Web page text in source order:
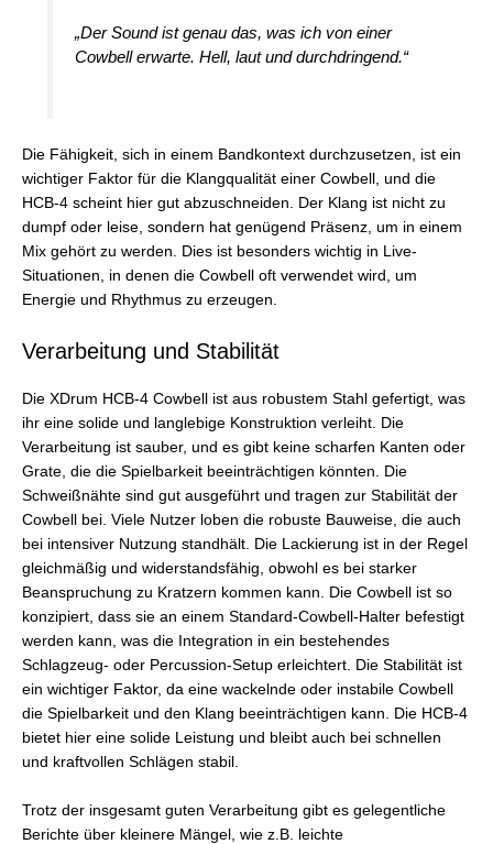
„Der Sound ist genau das, was ich von einer
Cowbell erwarte. Hell, laut und durchdringend.“
Die Fähigkeit, sich in einem Bandkontext durchzusetzen, ist ein
wichtiger Faktor für die Klangqualität einer Cowbell, und die
HCB-4 scheint hier gut abzuschneiden. Der Klang ist nicht zu
dumpf oder leise, sondern hat genügend Präsenz, um in einem
Mix gehört zu werden. Dies ist besonders wichtig in Live-
Situationen, in denen die Cowbell oft verwendet wird, um
Energie und Rhythmus zu erzeugen.
Verarbeitung und Stabilität
Die XDrum HCB-4 Cowbell ist aus robustem Stahl gefertigt, was
ihr eine solide und langlebige Konstruktion verleiht. Die
Verarbeitung ist sauber, und es gibt keine scharfen Kanten oder
Grate, die die Spielbarkeit beeinträchtigen könnten. Die
Schweißnähte sind gut ausgeführt und tragen zur Stabilität der
Cowbell bei. Viele Nutzer loben die robuste Bauweise, die auch
bei intensiver Nutzung standhält. Die Lackierung ist in der Regel
gleichmäßig und widerstandsfähig, obwohl es bei starker
Beanspruchung zu Kratzern kommen kann. Die Cowbell ist so
konzipiert, dass sie an einem Standard-Cowbell-Halter befestigt
werden kann, was die Integration in ein bestehendes
Schlagzeug- oder Percussion-Setup erleichtert. Die Stabilität ist
ein wichtiger Faktor, da eine wackelnde oder instabile Cowbell
die Spielbarkeit und den Klang beeinträchtigen kann. Die HCB-4
bietet hier eine solide Leistung und bleibt auch bei schnellen
und kraftvollen Schlägen stabil.
Trotz der insgesamt guten Verarbeitung gibt es gelegentliche
Berichte über kleinere Mängel, wie z.B. leichte